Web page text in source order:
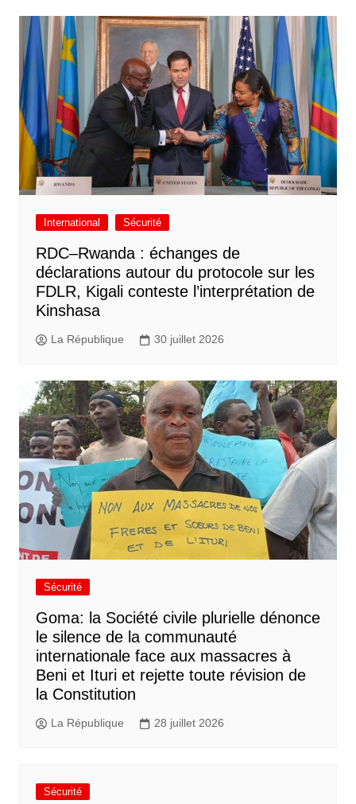
International Sécurité
RDC–Rwanda : échanges de
déclarations autour du protocole sur les
FDLR, Kigali conteste l’interprétation de
Kinshasa
La République 30 juillet 2026
Sécurité
Goma: la Société civile plurielle dénonce
le silence de la communauté
internationale face aux massacres à
Beni et Ituri et rejette toute révision de
la Constitution
La République 28 juillet 2026
Sécurité